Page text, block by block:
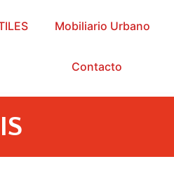
Mobiliario Urbano
Contacto